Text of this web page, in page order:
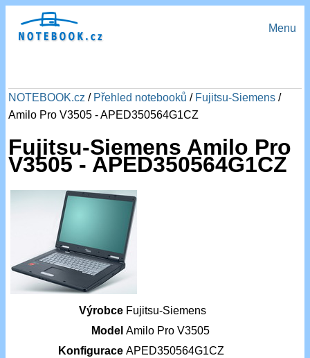
Menu
NOTEBOOK.cz / Přehled notebooků / Fujitsu-Siemens /
Amilo Pro V3505 - APED350564G1CZ
Fujitsu-Siemens Amilo Pro
V3505 - APED350564G1CZ
Výrobce Fujitsu-Siemens
Model Amilo Pro V3505
Konfigurace APED350564G1CZ